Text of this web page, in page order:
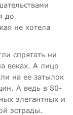
до
не хотела
спрятать ни
веках. А лицо
на ее затылок
А ведь в 80-
элегантных и
эстрады.